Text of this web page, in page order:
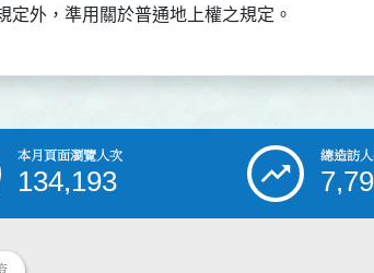
定外，準用關於普通地上權之規定。
本月頁面瀏覽人次
134,193
總造訪